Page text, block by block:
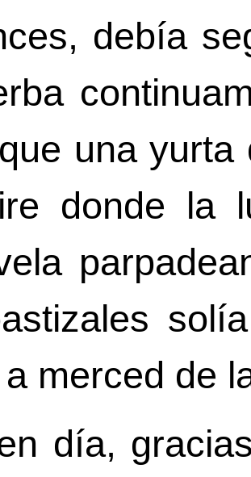
debía
una yurta
donde la
merced de
día,